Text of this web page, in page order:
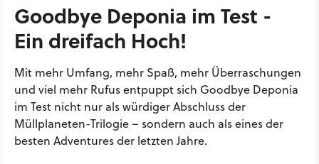
Goodbye Deponia im Test -
Ein dreifach Hoch!
Mit mehr Umfang, mehr Spaß, mehr Überraschungen
und viel mehr Rufus entpuppt sich Goodbye Deponia
im Test nicht nur als würdiger Abschluss der
Müllplaneten-Trilogie – sondern auch als eines der
besten Adventures der letzten Jahre.